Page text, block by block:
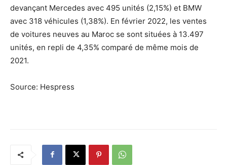
devançant Mercedes avec 495 unités (2,15%) et BMW
avec 318 véhicules (1,38%). En février 2022, les ventes
de voitures neuves au Maroc se sont situées à 13.497
unités, en repli de 4,35% comparé de même mois de
2021.
Source: Hespress